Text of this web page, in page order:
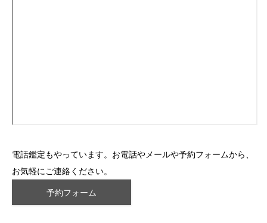
電話鑑定もやっています。お電話やメールや予約フォームから、
お気軽にご連絡ください。
予約フォーム